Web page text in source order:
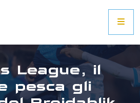
League, il
pesca gli
Breidablik